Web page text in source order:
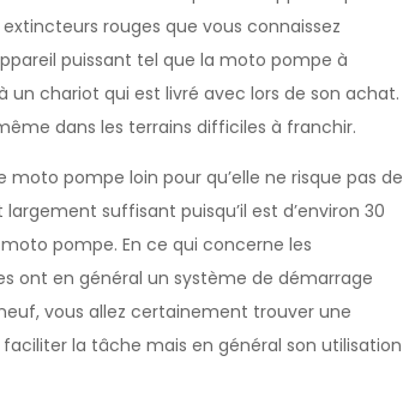
rouges que vous connaissez
puissant tel que la moto pompe à
chariot qui est livré avec lors de son achat.
dans les terrains difficiles à franchir.
pompe loin pour qu’elle ne risque pas de
suffisant puisqu’il est d’environ 30
pompe. En ce qui concerne les
ont en général un système de démarrage
vous allez certainement trouver une
la tâche mais en général son utilisation